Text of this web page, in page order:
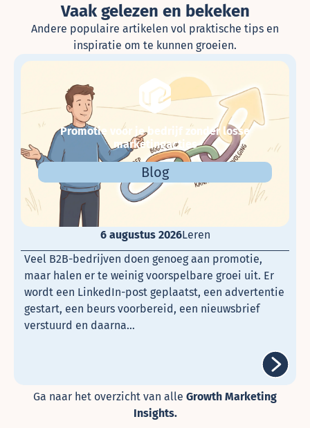
Vaak gelezen en bekeken
Andere populaire artikelen vol praktische tips en
inspiratie om te kunnen groeien.
Promotie voor je bedrijf zonder losse
marketingacties
Blog
6 augustus 2026Leren
Veel B2B-bedrijven doen genoeg aan promotie,
maar halen er te weinig voorspelbare groei uit. Er
wordt een LinkedIn-post geplaatst, een advertentie
gestart, een beurs voorbereid, een nieuwsbrief
verstuurd en daarna…
Ga naar het overzicht van alle Growth Marketing
Insights.